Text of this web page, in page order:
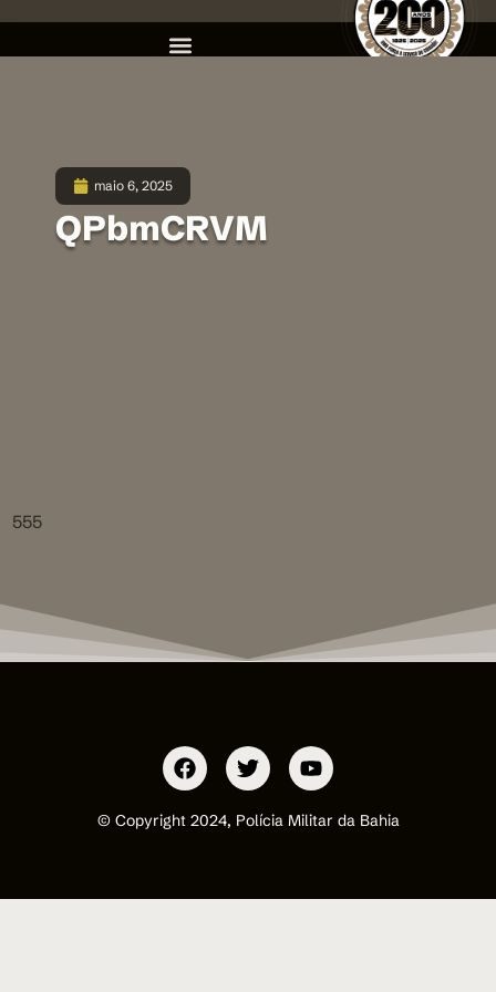
maio 6, 2025
QPbmCRVM
555
© Copyright 2024, Polícia Militar da Bahia